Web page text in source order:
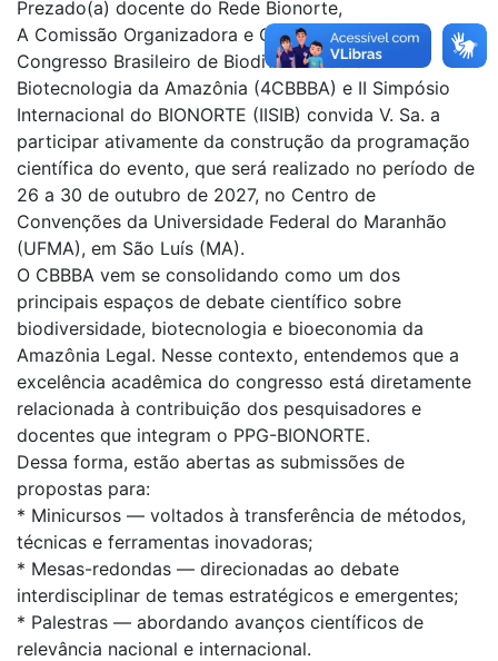
Prezado(a) docente do Rede Bionorte,
A Comissão Organizadora e Científica do 4º
Congresso Brasileiro de Biodiversidade e
Biotecnologia da Amazônia (4CBBBA) e II Simpósio
Internacional do BIONORTE (IISIB) convida V. Sa. a
participar ativamente da construção da programação
científica do evento, que será realizado no período de
26 a 30 de outubro de 2027, no Centro de
Convenções da Universidade Federal do Maranhão
(UFMA), em São Luís (MA).
O CBBBA vem se consolidando como um dos
principais espaços de debate científico sobre
biodiversidade, biotecnologia e bioeconomia da
Amazônia Legal. Nesse contexto, entendemos que a
excelência acadêmica do congresso está diretamente
relacionada à contribuição dos pesquisadores e
docentes que integram o PPG-BIONORTE.
Dessa forma, estão abertas as submissões de
propostas para:
* Minicursos — voltados à transferência de métodos,
técnicas e ferramentas inovadoras;
* Mesas-redondas — direcionadas ao debate
interdisciplinar de temas estratégicos e emergentes;
* Palestras — abordando avanços científicos de
relevância nacional e internacional.